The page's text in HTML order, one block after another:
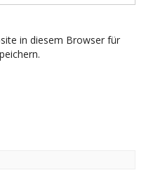
in diesem Browser für